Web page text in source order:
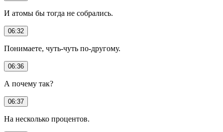
И атомы бы тогда не собрались.
06:32
Понимаете, чуть-чуть по-другому.
06:36
А почему так?
06:37
На несколько процентов.